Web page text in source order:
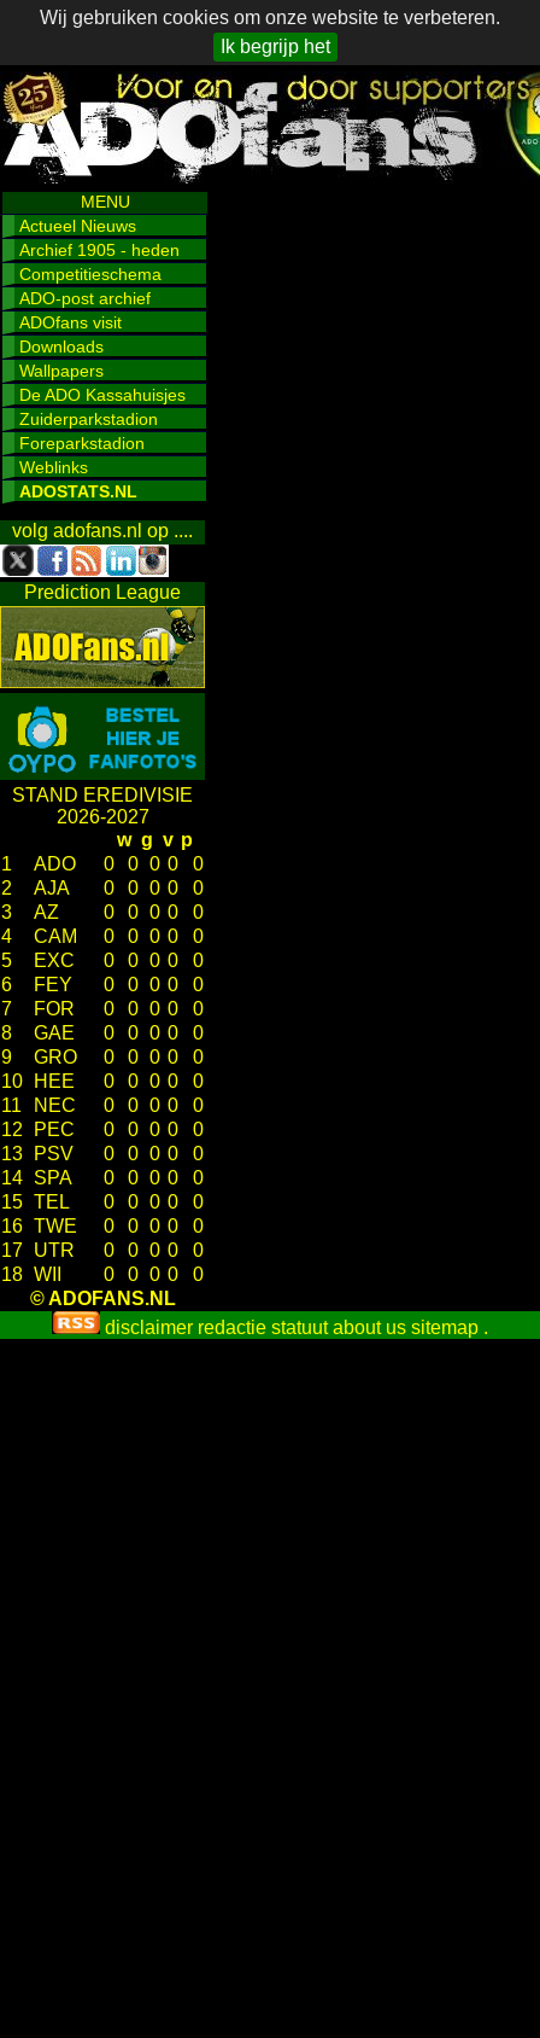
Wij gebruiken cookies om onze website te verbeteren.
Ik begrijp het
MENU
Actueel Nieuws
Archief 1905 - heden
Competitieschema
ADO-post archief
ADOfans visit
Downloads
Wallpapers
De ADO Kassahuisjes
Zuiderparkstadion
Foreparkstadion
Weblinks
ADOSTATS.NL
volg adofans.nl op ....
Prediction League
STAND EREDIVISIE
2026-2027
w g v p
1
ADO 0 0 0 0
0
2
AJA 0 0 0 0
0
3
AZ 0 0 0 0
0
4
CAM 0 0 0 0
0
5
EXC 0 0 0 0
0
6
FEY 0 0 0 0
0
7
FOR 0 0 0 0
0
8
GAE 0 0 0 0
0
9
GRO 0 0 0 0
0
10
HEE 0 0 0 0
0
11
NEC 0 0 0 0
0
12
PEC 0 0 0 0
0
13
PSV 0 0 0 0
0
14 SPA 0 0 0 0
0
15 TEL 0 0 0 0
0
16 TWE 0 0 0 0
0
17 UTR 0 0 0 0
0
18 WII 0 0 0 0
0
© ADOFANS.NL
disclaimer redactie statuut about us sitemap .